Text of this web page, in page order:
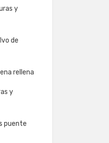
y
de
rellena
y
puente